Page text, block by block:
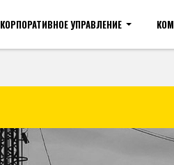
Для слабовидящих
КОРПОРАТИВНОЕ УПРАВЛЕНИЕ